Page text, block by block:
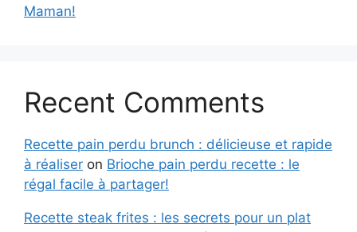
Maman!
Recent Comments
Recette pain perdu brunch : délicieuse et rapide
à réaliser on Brioche pain perdu recette : le
régal facile à partager!
Recette steak frites : les secrets pour un plat